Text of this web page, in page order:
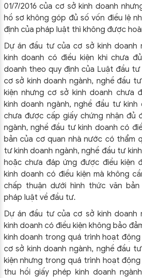
01/7/2016 của cơ sở kinh doanh
hồ sơ không góp đủ số vốn điều lệ
định của pháp luật thì không được
Dự án đầu tư của cơ sở kinh doanh
kinh doanh có điều kiện khi chưa
doanh theo quy định của Luật đầu
cơ sở kinh doanh ngành, nghề đầu
kiện nhưng cơ sở kinh doanh chưa
kinh doanh ngành, nghề đầu tư kinh
chưa được cấp giấy chứng nhận đủ
ngành, nghề đầu tư kinh doanh có
bản của cơ quan nhà nước có thẩm
tư kinh doanh ngành, nghề đầu tư
hoặc chưa đáp ứng được điều kiện
kinh doanh có điều kiện mà không
chấp thuận dưới hình thức văn
pháp luật về đầu tư.
Dự án đầu tư của cơ sở kinh doanh
kinh doanh có điều kiện không bảo
kinh doanh trong quá trình hoạt
cơ sở kinh doanh ngành, nghề đầu
kiện nhưng trong quá trình hoạt
thu hồi giấy phép kinh doanh